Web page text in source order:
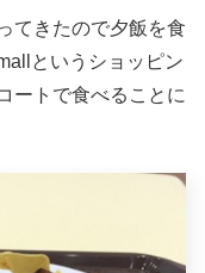
てきたので夕飯を食
というショッピン
ートで食べることに